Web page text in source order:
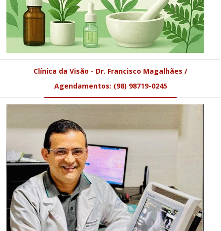
Clínica da Visão - Dr. Francisco Magalhães /
Agendamentos: (98) 98719-0245